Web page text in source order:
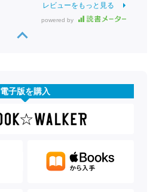
レビューをもっと見る
powered by
電子版を購入